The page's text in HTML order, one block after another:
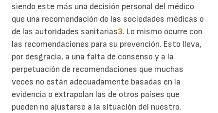
siendo este más una decisión personal del médico
que una recomendación de las sociedades médicas o
de las autoridades sanitarias3. Lo mismo ocurre con
las recomendaciones para su prevención. Esto lleva,
por desgracia, a una falta de consenso y a la
perpetuación de recomendaciones que muchas
veces no están adecuadamente basadas en la
evidencia o extrapolan las de otros países que
pueden no ajustarse a la situación del nuestro.